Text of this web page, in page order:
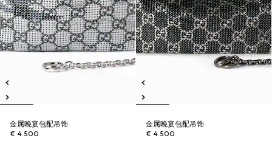
金属晚宴包配吊饰
€ 4.500
金属晚宴包配吊饰
€ 4.500